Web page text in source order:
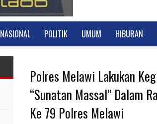
NASIONAL POLITIK UMUM HIBURAN
Polres Melawi Lakukan
“Sunatan Massal” Dalam
Ke 79 Polres Melawi